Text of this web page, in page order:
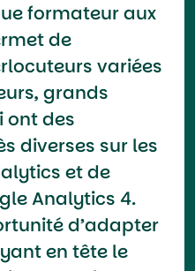
formateur aux
de
variées
grands
ont des
diverses sur les
et de
Analytics 4.
d’adapter
en tête le